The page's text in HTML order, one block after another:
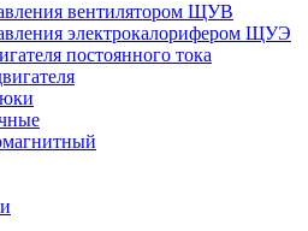
вентилятором ЩУВ
электрокалорифером ЩУЭ
постоянного тока